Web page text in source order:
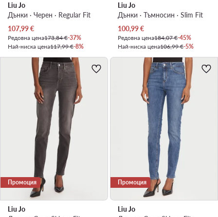
Liu Jo
Дънки · Черен · Regular Fit
Актуална цена
107,99€
Редовна цена173,84 €-37%
Най-ниска цена117,99 €-8%
Liu Jo
Дънки · Тъмносин · Slim Fit
Актуална цена
100,99€
Редовна цена184,07 €-45%
Най-ниска цена106,99 €-5%
Промоция
Liu Jo
Промоция
Liu Jo